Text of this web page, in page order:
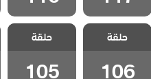
مسلسل لا تترك
يدي مدبلج
الحلقة 106
حلقة
106
مسلسل لا تترك
يدي مدبلج
الحلقة 105
حلقة
105